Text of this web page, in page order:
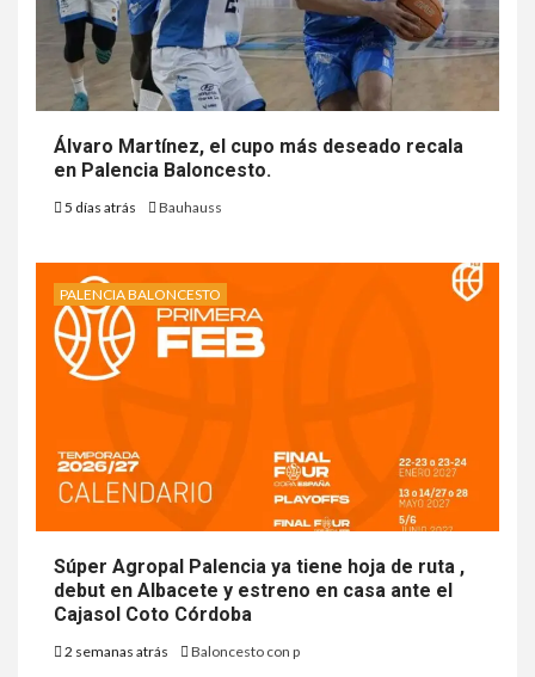
Álvaro Martínez, el cupo más deseado recala
en Palencia Baloncesto.
5 días atrás Bauhauss
PALENCIA BALONCESTO
Súper Agropal Palencia ya tiene hoja de ruta ,
debut en Albacete y estreno en casa ante el
Cajasol Coto Córdoba
2 semanas atrás Baloncesto con p